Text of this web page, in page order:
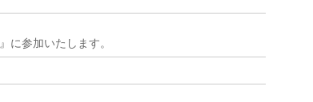
に参加いたします。